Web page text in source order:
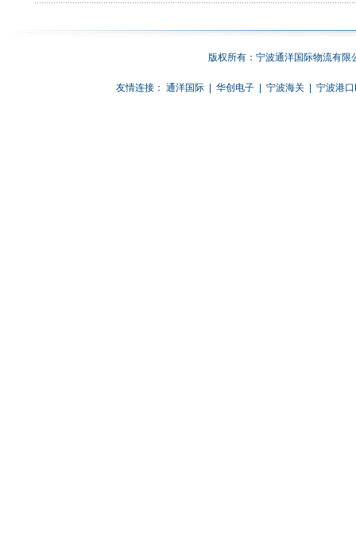
版权所有：宁波通洋国际物流有限
友情连接： 通洋国际| 华创电子| 宁波海关| 宁波港口